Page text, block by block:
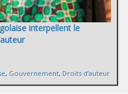
interpellent le
, Gouvernement, Droits d’auteur